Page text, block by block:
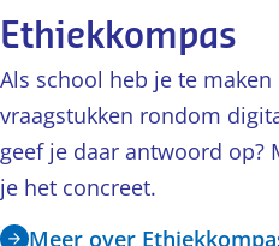
Ethiekkompas
Als school heb je te
vraagstukken rondom
geef je daar antwoord op?
je het concreet.
Meer over